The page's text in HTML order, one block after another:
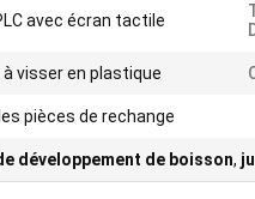
avec écran tactile
à visser en plastique
pièces de rechange
développement de boisson,